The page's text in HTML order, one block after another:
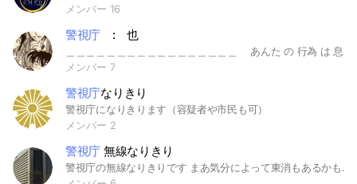
メンバー 16
警視庁 : 也
メンバー 7
警視庁なりきり
警視庁になりきります（容疑者や市民も可）
メンバー 2
警視庁 無線なりきり
警視庁の無線なりきりです まあ気分によって東消もあるかも？ ルールは基本的に荒らし、即抜け、下ネタ、暴言は無し 警視庁の無線のだけでおねしゃす #無線 #なりきり #警視庁 #無線なりきり #警察